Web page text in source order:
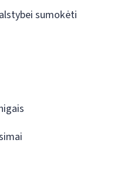
sumokėti